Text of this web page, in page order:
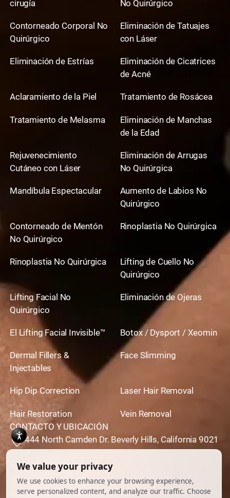
cirugía
No Quirúrgico
Contorneado Corporal No
Quirúrgico
Eliminación de Tatuajes
con Láser
Eliminación de Estrías
Eliminación de Cicatrices
de Acné
Aclaramiento de la Piel Tratamiento de Rosácea
Tratamiento de Melasma
Eliminación de Manchas
de la Edad
Rejuvenecimiento
Cutáneo con Láser
Eliminación de Arrugas
No Quirúrgica
Mandíbula Espectacular
Aumento de Labios No
Quirúrgico
Contorneado de Mentón
No Quirúrgico
Rinoplastia No Quirúrgica
Rinoplastia No Quirúrgica
Lifting de Cuello No
Quirúrgico
Lifting Facial No
Quirúrgico
Eliminación de Ojeras
El Lifting Facial Invisible™ Botox / Dysport / Xeomin
Dermal Fillers &
Injectables
Face Slimming
Hip Dip Correction Laser Hair Removal
Hair Restoration
Vein Removal
CONTACTO Y UBICACIÓN
444 North Camden Dr. Beverly Hills, California 9021
0
310,651,6267
© 2026 Todos los derechos reservados.
Impulsado porAnkord Media